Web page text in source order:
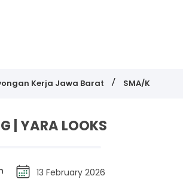
Kerja Jawa Barat SMA/K
| YARA LOOKS
13 February 2026